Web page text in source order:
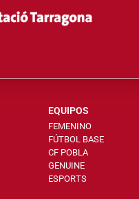
EQUIPOS
FEMENINO
FÚTBOL BASE
CF POBLA
GENUINE
ESPORTS